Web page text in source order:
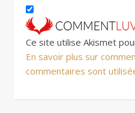
Ce site utilise Akismet
En savoir plus sur
commentaires sont